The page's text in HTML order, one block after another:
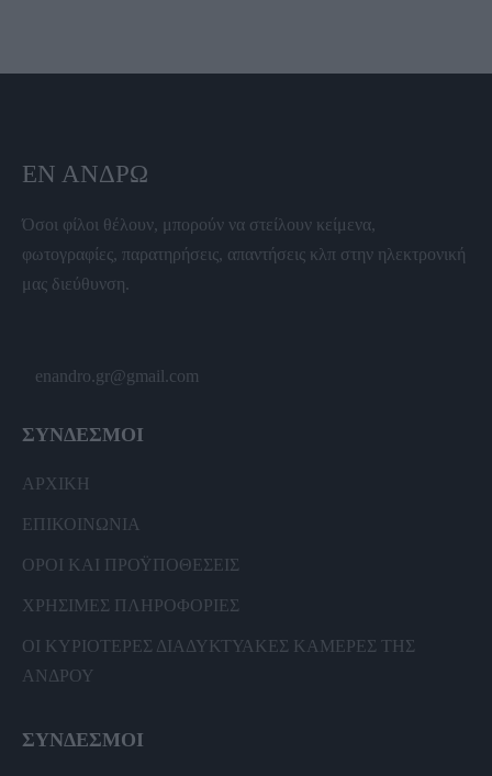
ΕΝ ΆΝΔΡΩ
Όσοι φίλοι θέλουν, μπορούν να στείλουν κείμενα,
φωτογραφίες, παρατηρήσεις, απαντήσεις κλπ στην ηλεκτρονική
μας διεύθυνση.
enandro.gr@gmail.com
ΣΥΝΔΕΣΜΟΙ
ΑΡΧΙΚΗ
ΕΠΙΚΟΙΝΩΝΙΑ
ΟΡΟΙ ΚΑΙ ΠΡΟΫΠΟΘΕΣΕΙΣ
ΧΡΗΣΙΜΕΣ ΠΛΗΡΟΦΟΡΙΕΣ
ΟΙ ΚΥΡΙΟΤΕΡΕΣ ΔΙΑΔΥΚΤΥΑΚΕΣ ΚΑΜΕΡΕΣ ΤΗΣ
ΑΝΔΡΟΥ
ΣΥΝΔΕΣΜΟΙ